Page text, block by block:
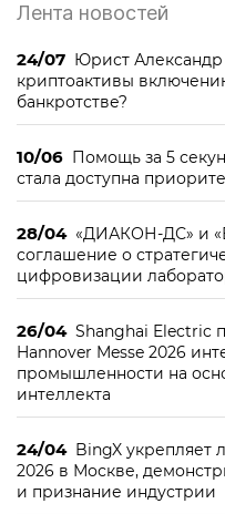
Лента новостей
24/07 Юрист
криптоактивы
банкротстве?
10/06 Помощь за 5
стала доступна
28/04 «ДИАКОН-ДС» и
соглашение о
цифровизации
26/04 Shanghai Electric
Hannover Messe 2026
промышленности на
интеллекта
24/04 BingX укрепляет
2026 в Москве,
и признание индустрии